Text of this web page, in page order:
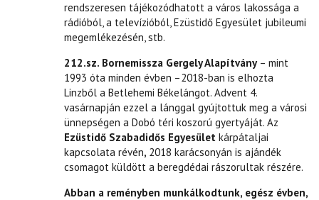
rendszeresen tájékozódhatott a város lakossága a
rádióból, a televízióból, Ezüstidő Egyesület jubileumi
megemlékezésén, stb.
212.sz. Bornemissza Gergely Alapítvány – mint
1993 óta minden évben –2018-ban is elhozta
Linzből a Betlehemi Békelángot. Advent 4.
vasárnapján ezzel a lánggal gyújtottuk meg a városi
ünnepségen a Dobó téri koszorú gyertyáját. Az
Ezüstidő Szabadidős Egyesület kárpátaljai
kapcsolata révén, 2018 karácsonyán is ajándék
csomagot küldött a beregdédai rászorultak részére.
Abban a reményben munkálkodtunk, egész évben,